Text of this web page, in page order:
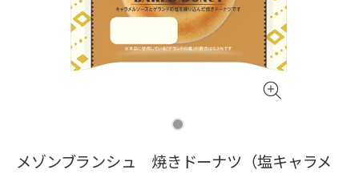
メゾンブランシュ 焼きドーナツ（塩キャラメ